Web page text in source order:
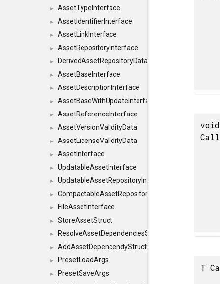
► AssetTypeInterface
► AssetIdentifierInterface
► AssetLinkInterface
► AssetRepositoryInterface
► DerivedAssetRepositoryDataInterface
► AssetBaseInterface
► AssetDescriptionInterface
► AssetBaseWithUpdateInterface
► AssetReferenceInterface
► AssetVersionValidityData
► AssetLicenseValidityData
► AssetInterface
► UpdatableAssetInterface
► UpdatableAssetRepositoryInterface
► CompactableAssetRepositoryInterface
► FileAssetInterface
► StoreAssetStruct
► ResolveAssetDependenciesStruct
► AddAssetDepencendyStruct
► PresetLoadArgs
►
PresetSaveArgs
void
T